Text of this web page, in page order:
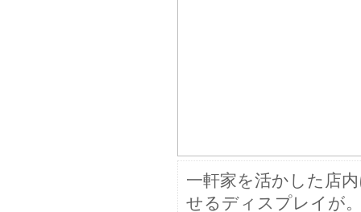
一軒家を活かした店
せるディスプレイが